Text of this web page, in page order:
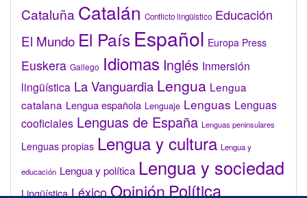
Cataluña Catalán Conflicto lingüístico Educación
El Mundo El País Español Europa Press
Euskera Gallego Idiomas Inglés Inmersión
lingüística La Vanguardia Lengua Lengua
catalana Lengua española Lenguaje Lenguas Lenguas
cooficiales Lenguas de España Lenguas peninsulares
Lenguas propias Lengua y cultura Lengua y
educación Lengua y política Lengua y sociedad
Lingüística LéxicoOpiniónPolítica